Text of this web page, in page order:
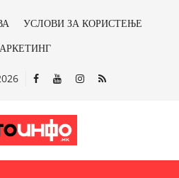
УСЛОВИ ЗА КОРИСТЕЊЕ